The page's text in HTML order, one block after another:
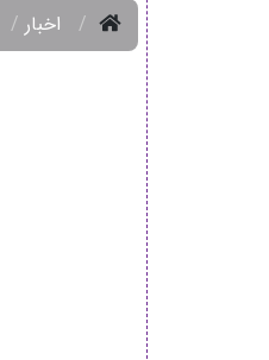
اخبار